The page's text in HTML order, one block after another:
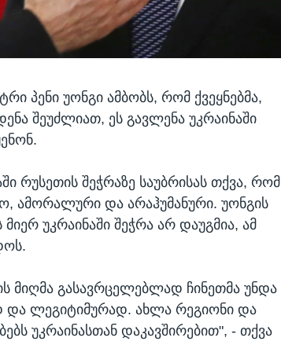
პენი უონგი ამბობს, რომ ქვეყნებმა,
შეუძლიათ, ეს გავლენა უკრაინაში
რუსეთის შეჭრაზე საუბრისას თქვა, რომ
ამორალური და არაჰუმანური. უონგის
უკრაინაში შეჭრა არ დაუგმია, ამ
მიღმა გასავრცელებლად ჩინეთმა უნდა
და ლეგიტიმურად. ახლა რეგიონი და
უკრაინასთან დაკავშირებით", - თქვა